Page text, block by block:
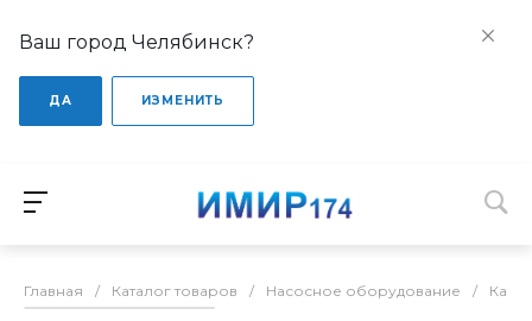
Ваш город Челябинск?
ДА ИЗМЕНИТЬ
Главная / Каталог товаров / Насосное оборудование /